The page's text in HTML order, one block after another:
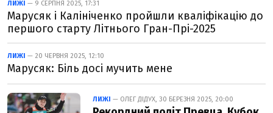
ЛИЖІ — 9 СЕРПНЯ 2025, 17:31
Марусяк і Калініченко пройшли кваліфікацію до
першого старту Літнього Гран-Прі-2025
ЛИЖІ — 20 ЧЕРВНЯ 2025, 12:10
Марусяк: Біль досі мучить мене
ЛИЖІ — ОЛЕГ ДІДУХ, 30 БЕРЕЗНЯ 2025, 20:00